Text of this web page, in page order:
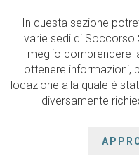
In questa sezione
varie sedi di Soccorso
meglio comprendere
ottenere informazioni,
locazione alla quale é
diversamente